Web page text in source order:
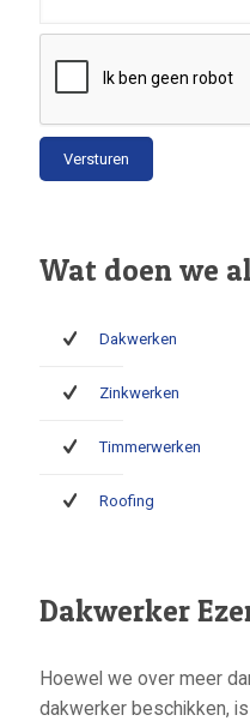
Wat doen we
Dakwerken
Zinkwerken
Timmerwerken
Roofing
Dakwerker
Hoewel we over meer
dakwerker beschikken,